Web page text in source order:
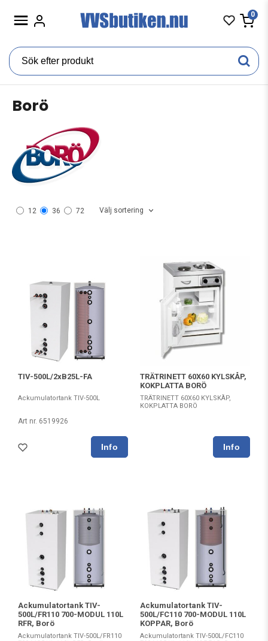
0
Borö
12 36 72 Välj sortering
TIV-500L/2xB25L-FA
Ackumulatortank TIV-500L
Art nr. 6519926
TRÄTRINETT 60X60 KYLSKÅP,
KOKPLATTA BORÖ
TRÄTRINETT 60X60 KYLSKÅP,
KOKPLATTA BORÖ
Ackumulatortank TIV-
500L/FR110 700-MODUL 110L
RFR, Borö
Ackumulatortank TIV-500L/FR110
Ackumulatortank TIV-
500L/FC110 700-MODUL 110L
KOPPAR, Borö
Ackumulatortank TIV-500L/FC110